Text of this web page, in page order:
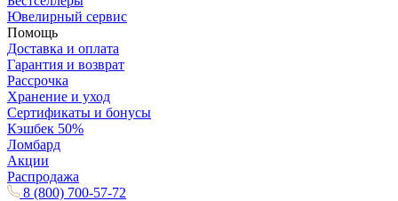
Ювелирный сервис
Помощь
Доставка и оплата
Гарантия и возврат
Рассрочка
Хранение и уход
Сертификаты и бонусы
Кэшбек 50%
Ломбард
Акции
Распродажа
8 (800) 700-57-72